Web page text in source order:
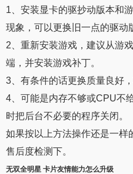
1、安装显卡的驱抄动版本和
现象，可以更换旧一点的驱动
2、重新安装游戏，建议从游
端，并安装游戏补丁。
3、有条件的话更换质量良好
4、可能是内存不够或CPU不
时把后台不必要的程序关闭。
如果按以上方法操作还是一样
售后度检测下。
无双全明星 卡片友情能力怎么升级